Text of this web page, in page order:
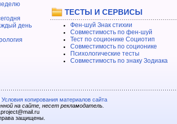
день
ТЕСТЫ И СЕРВИСЫ
Фен-шуй Знак стихии
Совместимость по фен-шуй
Тест по соционике Социотип
Совместимость по соционике
Психологические тесты
Совместимость по знаку Зодиака
Условия копирования материалов сайта
на сайте, несет рекламодатель.
защищены.